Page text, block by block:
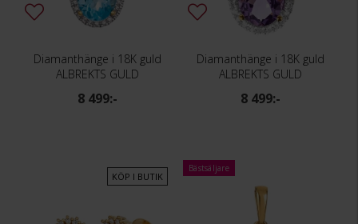
Diamanthänge i 18K guld
ALBREKTS GULD
8 499:-
Diamanthänge i 18K guld
ALBREKTS GULD
8 499:-
KÖP I BUTIK
Bästsäljare